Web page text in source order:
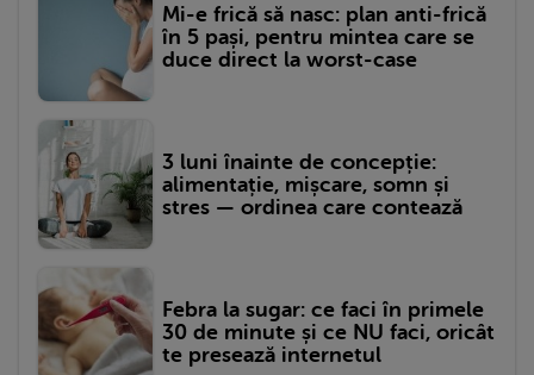
Mi-e frică să nasc: plan anti-frică
în 5 pași, pentru mintea care se
duce direct la worst-case
3 luni înainte de concepție:
alimentație, mișcare, somn și
stres — ordinea care contează
Febra la sugar: ce faci în primele
30 de minute și ce NU faci, oricât
te presează internetul